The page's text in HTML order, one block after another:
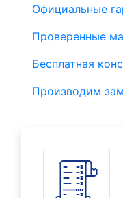
Официальные
Проверенные
Бесплатная
Производим